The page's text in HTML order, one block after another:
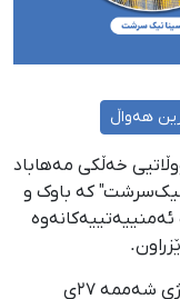
هەواڵ
دوو هاووڵاتیی خەڵكی مەهاباد
کە باوک و
بە وتەی سەرچاوەیەکی ئاگاداری کوردپا، ڕۆژی شەممە ٢٧ی